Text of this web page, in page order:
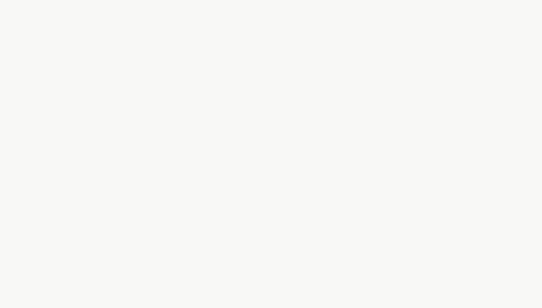
осталась довольна